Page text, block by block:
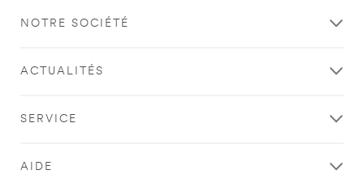
NOTRE SOCIÉTÉ
ACTUALITÉS
SERVICE
AIDE